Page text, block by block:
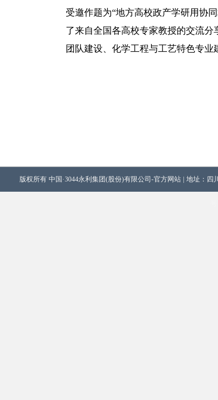
受邀作题为“地方高校政产学研用协
了来自全国各高校专家教授的交流
团队建设、化学工程与工艺特色专
版权所有 中国·3044永利集团(股份)有限公司-官方网站 | 地址：